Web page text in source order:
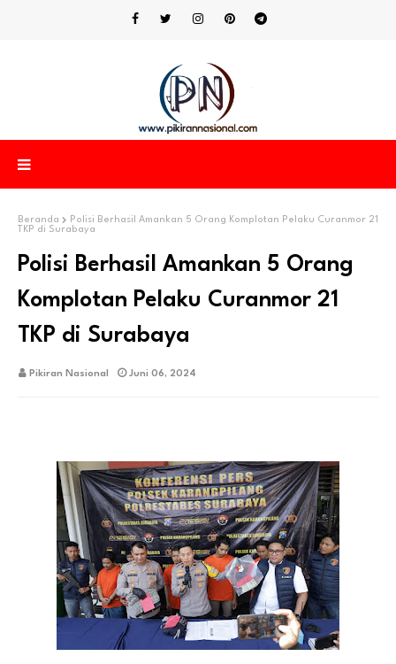
Beranda
Polisi Berhasil Amankan 5 Orang Komplotan Pelaku Curanmor 21
TKP di Surabaya
Polisi Berhasil Amankan 5 Orang
Komplotan Pelaku Curanmor 21
TKP di Surabaya
Pikiran Nasional Juni 06, 2024